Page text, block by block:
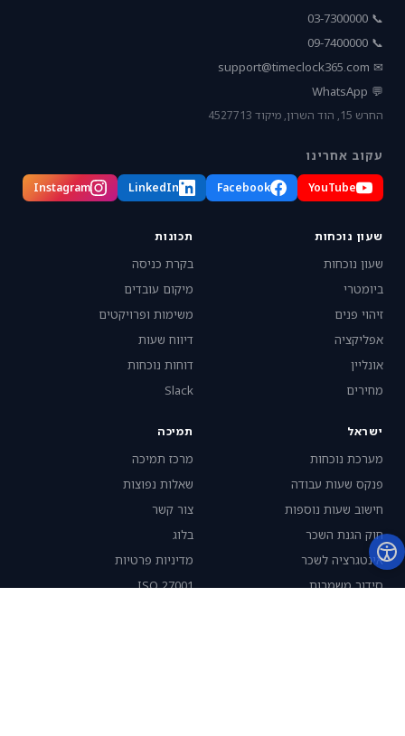
📞 03-7300000
📞 09-7400000
✉
support@timeclock365.com
💬 WhatsApp
החרש 15, הוד השרון, מיקוד 4527713
עקוב אחרינו
YouTube
Facebook
LinkedIn
Instagram
שעון נוכחות
שעון נוכחות
ביומטרי
זיהוי פנים
אפליקציה
אונליין
מחירים
תכונות
בקרת כניסה
מיקום עובדים
משימות ופרויקטים
דיווח שעות
דוחות נוכחות
Slack
ישראל
מערכת נוכחות
פנקס שעות עבודה
חישוב שעות נוספות
חוק הגנת השכר
אינטגרציה לשכר
סידור משמרות
תמיכה
מרכז תמיכה
שאלות נפוצות
צור קשר
בלוג
מדיניות פרטיות
ISO 27001